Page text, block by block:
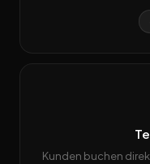
Kunden buchen